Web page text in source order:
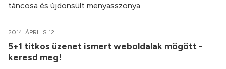
táncosa és újdonsült menyasszonya.
2014. ÁPRILIS 12.
5+1 titkos üzenet ismert weboldalak mögött -
keresd meg!